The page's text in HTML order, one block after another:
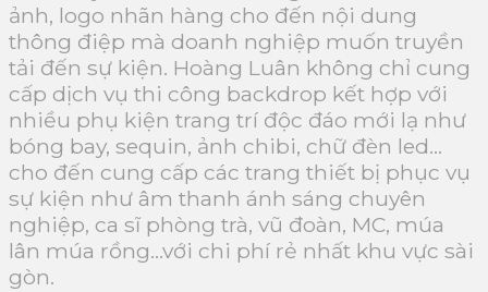
ảnh, logo nhãn hàng cho đến nội dung
thông điệp mà doanh nghiệp muốn truyền
tải đến sự kiện. Hoàng Luân không chỉ cung
cấp dịch vụ thi công backdrop kết hợp với
nhiều phụ kiện trang trí độc đáo mới lạ như
bóng bay, sequin, ảnh chibi, chữ đèn led…
cho đến cung cấp các trang thiết bị phục vụ
sự kiện như âm thanh ánh sáng chuyên
nghiệp, ca sĩ phòng trà, vũ đoàn, MC, múa
lân múa rồng…với chi phí rẻ nhất khu vực sài
gòn.